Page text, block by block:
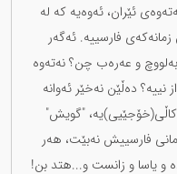
ئێران، ئەوەیە کە لە
فارسییە. ئەگەر
و عەرەب چن؟ نەتەوە
نییە؟ دەڵێن نەخێر ئەوانە
"گویش"
فارسییش نەبێت، هەر
و یاسا و زانست و...هتد بن!